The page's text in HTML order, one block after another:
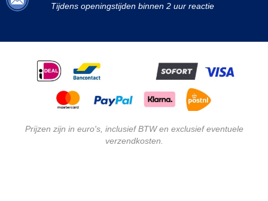
Tijdens openingstijden binnen 2 uur reactie
Prijzen zijn in euro's, inclusief BTW en exclusief eventuele
verzendkosten.